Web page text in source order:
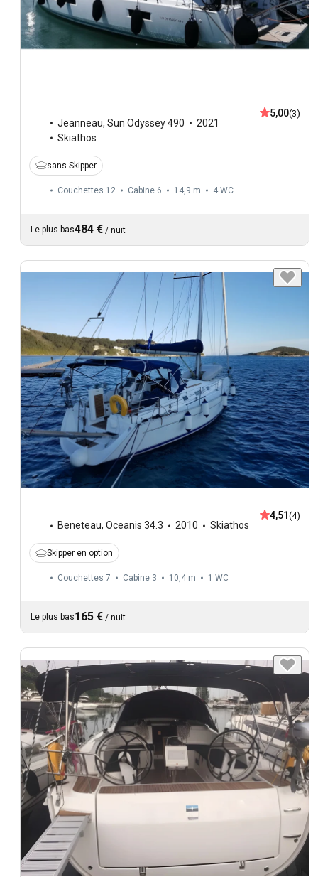
Jeanneau, Sun Odyssey 490
2021
Skiathos
5,00(3)
sans Skipper
Couchettes 12 Cabine 6 14,9 m 4 WC
Le plus bas484 € / nuit
Beneteau, Oceanis 34.3 2010 Skiathos
4,51 (4)
Skipper en option
Couchettes 7 Cabine 3 10,4 m 1 WC
Le plus bas165 € / nuit